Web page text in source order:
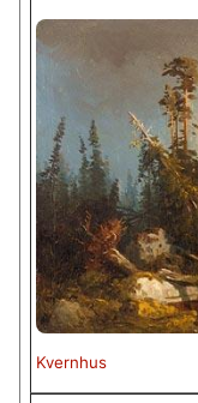
Kvernhus